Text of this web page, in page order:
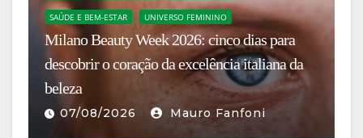
SAÚDE E BEM-ESTAR UNIVERSO FEMININO
Milano Beauty Week 2026: cinco dias para
descobrir o coração da excelência italiana da
beleza
07/08/2026 Mauro Fanfoni